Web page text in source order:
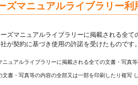
ズマニュアルライブラリー利
ズマニュアルライブラリーに掲載される全
が契約に基づき使用の許諾を受けたもので
ニュアルライブラリーに掲載される全ての文書・写真
文書・写真等の内容の全部又は一部を印刷したり複写